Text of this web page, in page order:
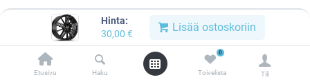
Hinta:
30,00 € Lisää ostoskoriin
Etusivu Haku
0
Toivelista Tili
EAN:4053881260274 Tuotekoodi:913214
Tällä tuotteella ei ole kelvollista yhdistelmää.